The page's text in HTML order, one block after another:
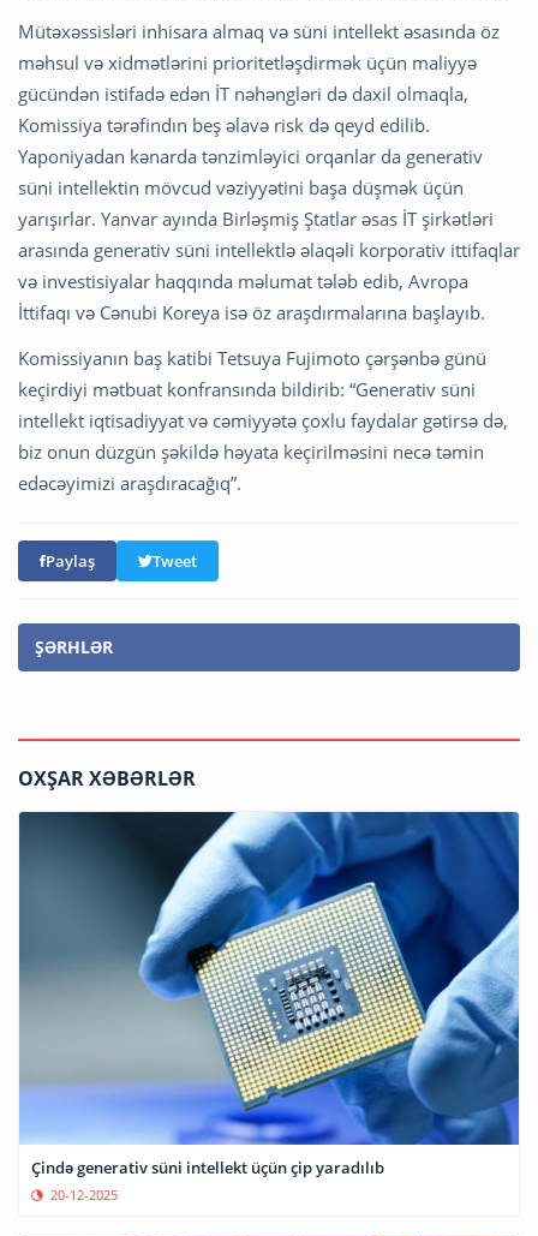
Mütəxəssisləri inhisara almaq və süni intellekt əsasında öz
məhsul və xidmətlərini prioritetləşdirmək üçün maliyyə
gücündən istifadə edən İT nəhəngləri də daxil olmaqla,
Komissiya tərəfindın beş əlavə risk də qeyd edilib.
Yaponiyadan kənarda tənzimləyici orqanlar da generativ
süni intellektin mövcud vəziyyətini başa düşmək üçün
yarışırlar. Yanvar ayında Birləşmiş Ştatlar əsas İT şirkətləri
arasında generativ süni intellektlə əlaqəli korporativ ittifaqlar
və investisiyalar haqqında məlumat tələb edib, Avropa
İttifaqı və Cənubi Koreya isə öz araşdırmalarına başlayıb.
Komissiyanın baş katibi Tetsuya Fujimoto çərşənbə günü
keçirdiyi mətbuat konfransında bildirib: “Generativ süni
intellekt iqtisadiyyat və cəmiyyətə çoxlu faydalar gətirsə də,
biz onun düzgün şəkildə həyata keçirilməsini necə təmin
edəcəyimizi araşdıracağıq”.
Paylaş Tweet
ŞƏRHLƏR
OXŞAR XƏBƏRLƏR
Çində generativ süni intellekt üçün çip yaradılıb
20-12-2025